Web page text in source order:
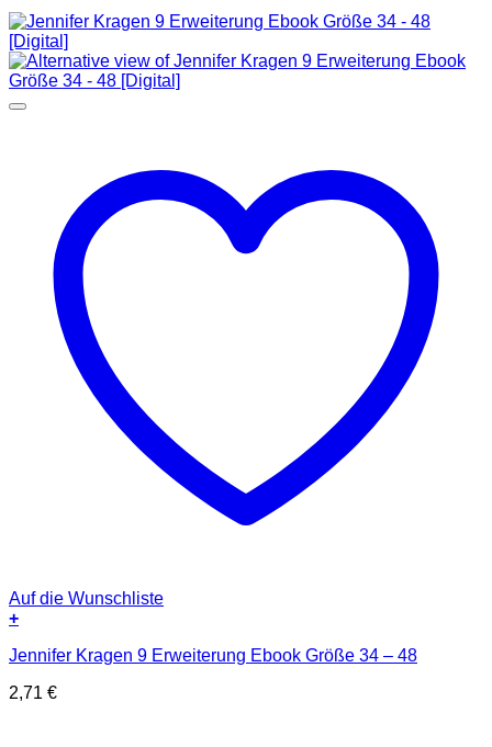
Auf die Wunschliste
+
Jennifer Kragen 9 Erweiterung Ebook Größe 34 – 48
2,71 €